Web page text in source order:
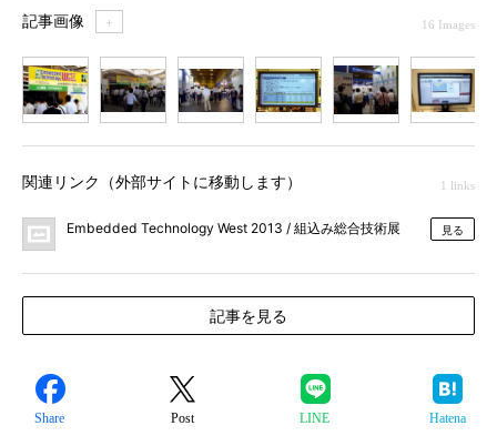
記事画像 ＋ 16 Images
関連リンク（外部サイトに移動します） 1 links
Embedded Technology West 2013 / 組込み総合技術展 見る
記事を見る
Share Post LINE Hatena